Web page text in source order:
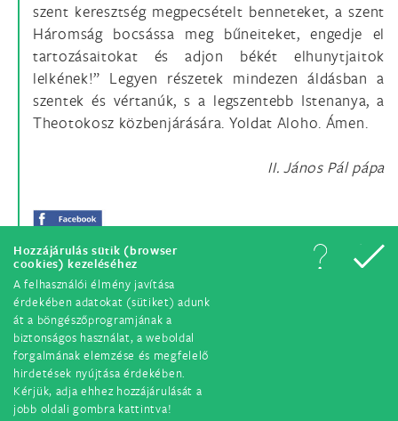
Hozzájárulás sütik (browser
cookies) kezeléséhez
A felhasználói élmény javítása
érdekében adatokat (sütiket) adunk
át a böngészőprogramjának a
biztonságos használat, a weboldal
forgalmának elemzése és megfelelő
hirdetések nyújtása érdekében.
Kérjük, adja ehhez hozzájárulását a
jobb oldali gombra kattintva!
szent keresztség megpecsételt benneteket, a szent
Háromság bocsássa meg bűneiteket, engedje el
tartozásaitokat és adjon békét elhunytjaitok
lelkének!” Legyen részetek mindezen áldásban a
szentek és vértanúk, s a legszentebb Istenanya, a
Theotokosz közbenjárására. Yoldat Aloho. Ámen.
II. János Pál pápa
© Minden jog fenntartva. 2018.